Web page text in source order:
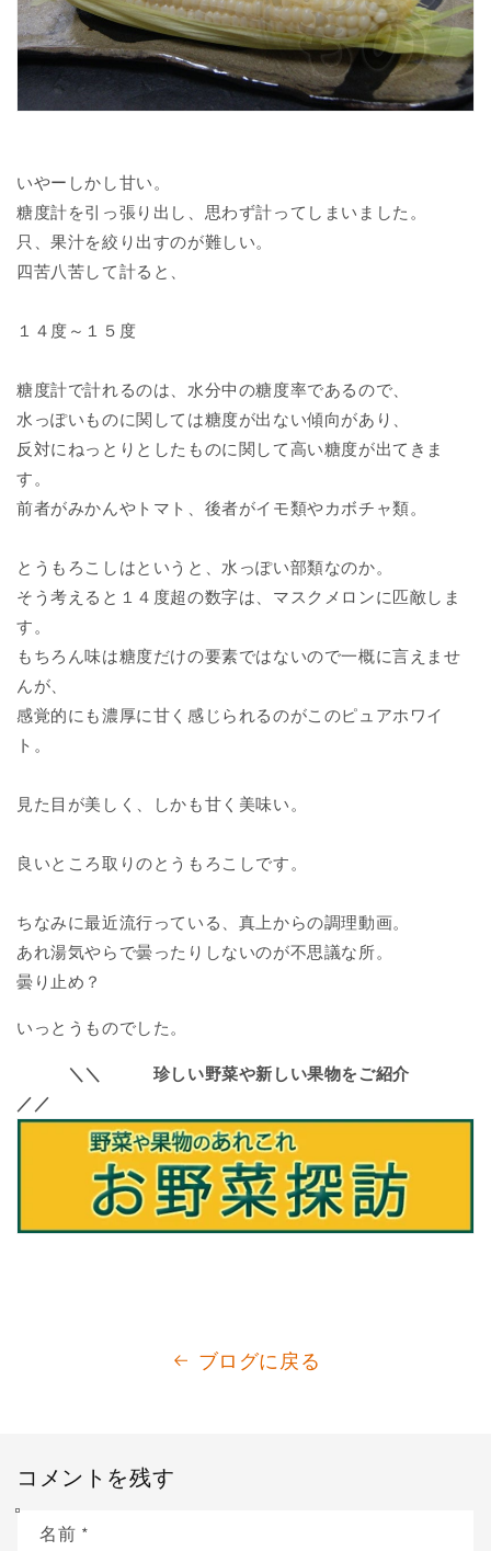
いやーしかし甘い。
糖度計を引っ張り出し、思わず計ってしまいました。
只、果汁を絞り出すのが難しい。
四苦八苦して計ると、
１４度～１５度
糖度計で計れるのは、水分中の糖度率であるので、
水っぽいものに関しては糖度が出ない傾向があり、
反対にねっとりとしたものに関して高い糖度が出てきま
す。
前者がみかんやトマト、後者がイモ類やカボチャ類。
とうもろこしはというと、水っぽい部類なのか。
そう考えると１４度超の数字は、マスクメロンに匹敵しま
す。
もちろん味は糖度だけの要素ではないので一概に言えませ
んが、
感覚的にも濃厚に甘く感じられるのがこのピュアホワイ
ト。
見た目が美しく、しかも甘く美味い。
良いところ取りのとうもろこしです。
ちなみに最近流行っている、真上からの調理動画。
あれ湯気やらで曇ったりしないのが不思議な所。
曇り止め？
いっとうものでした。
＼＼ 珍しい野菜や新しい果物をご紹介
／／
ブログに戻る
コメントを残す
名前 *